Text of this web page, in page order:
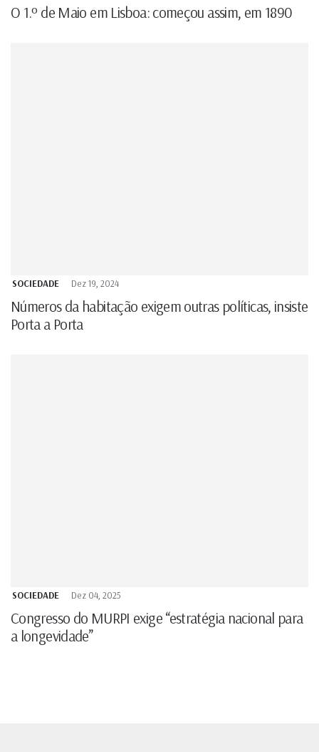
O 1.º de Maio em Lisboa: começou assim, em 1890
SOCIEDADE Dez 19, 2024
Números da habitação exigem outras políticas, insiste
Porta a Porta
SOCIEDADE Dez 04, 2025
Congresso do MURPI exige “estratégia nacional para
a longevidade”